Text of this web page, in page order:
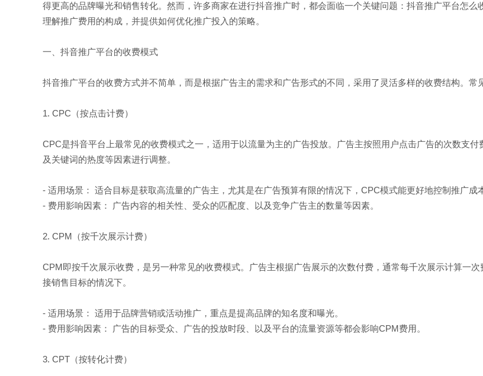
得更高的品牌曝光和销售转化。然而，许多商家在进行抖音推广时，都会面临一个关键问题：抖音推广平台怎
理解推广费用的构成，并提供如何优化推广投入的策略。
一、抖音推广平台的收费模式
抖音推广平台的收费方式并不简单，而是根据广告主的需求和广告形式的不同，采用了灵活多样的收费结构。常
1. CPC（按点击计费）
CPC是抖音平台上最常见的收费模式之一，适用于以流量为主的广告投放。广告主按照用户点击广告的次数支
及关键词的热度等因素进行调整。
- 适用场景： 适合目标是获取高流量的广告主，尤其是在广告预算有限的情况下，CPC模式能更好地控制推广成
- 费用影响因素： 广告内容的相关性、受众的匹配度、以及竞争广告主的数量等因素。
2. CPM（按千次展示计费）
CPM即按千次展示收费，是另一种常见的收费模式。广告主根据广告展示的次数付费，通常每千次展示计算一
接销售目标的情况下。
- 适用场景： 适用于品牌营销或活动推广，重点是提高品牌的知名度和曝光。
- 费用影响因素： 广告的目标受众、广告的投放时段、以及平台的流量资源等都会影响CPM费用。
3. CPT（按转化计费）